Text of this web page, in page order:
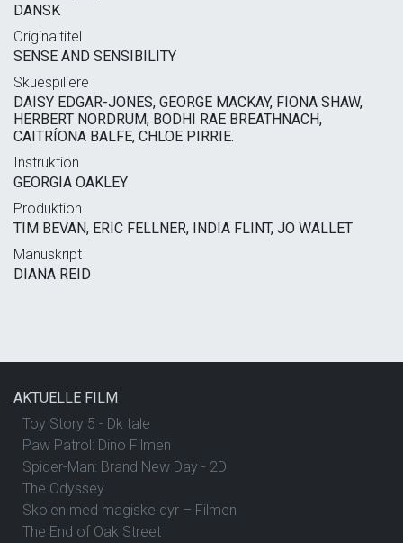
DANSK
Originaltitel
SENSE AND SENSIBILITY
Skuespillere
DAISY EDGAR-JONES, GEORGE MACKAY, FIONA SHAW,
HERBERT NORDRUM, BODHI RAE BREATHNACH,
CAITRÍONA BALFE, CHLOE PIRRIE.
Instruktion
GEORGIA OAKLEY
Produktion
TIM BEVAN, ERIC FELLNER, INDIA FLINT, JO WALLET
Manuskript
DIANA REID
AKTUELLE FILM
Toy Story 5 - Dk tale
Paw Patrol: Dino Filmen
Spider-Man: Brand New Day - 2D
The Odyssey
Skolen med magiske dyr – Filmen
The End of Oak Street